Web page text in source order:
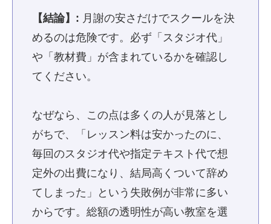
【結論】: 月謝の安さだけでスクールを決
めるのは危険です。必ず「スタジオ代」
や「教材費」が含まれているかを確認し
てください。
なぜなら、この点は多くの人が見落とし
がちで、「レッスン料は安かったのに、
毎回のスタジオ代や指定テキスト代で想
定外の出費になり、結局高くついて辞め
てしまった」という失敗例が非常に多い
からです。総額の透明性が高い教室を選